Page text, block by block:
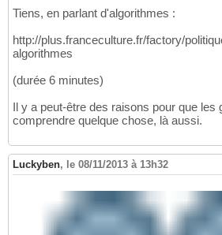
Tiens, en parlant d'algorithmes :
http://plus.franceculture.fr/factory/
algorithmes
(durée 6 minutes)
Il y a peut-être des raisons pour que les
comprendre quelque chose, là aussi.
Luckyben, le 08/11/2013 à 13h32